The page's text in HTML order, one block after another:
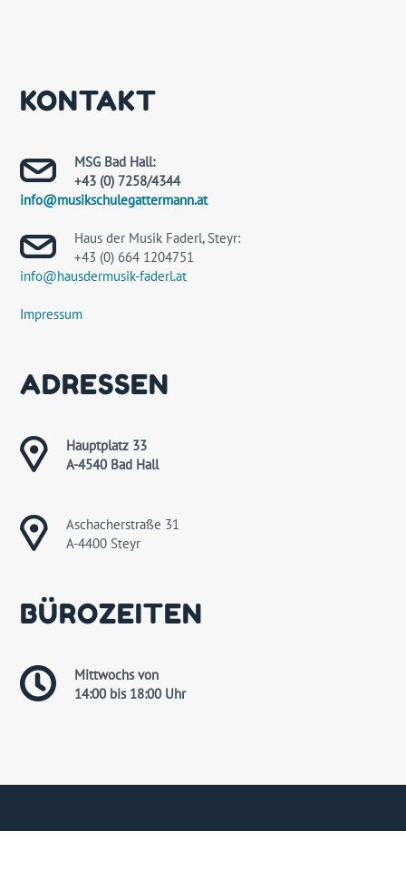
KONTAKT
MSG Bad Hall:
+43 (0) 7258/4344
info@musikschulegattermann.at
Haus der Musik Faderl, Steyr:
+43 (0) 664 1204751
info@hausdermusik-faderl.at
Impressum
ADRESSEN
Hauptplatz 33
A-4540 Bad Hall
Aschacherstraße 31
A-4400 Steyr
BÜROZEITEN
Mittwochs von
14:00 bis 18:00 Uhr